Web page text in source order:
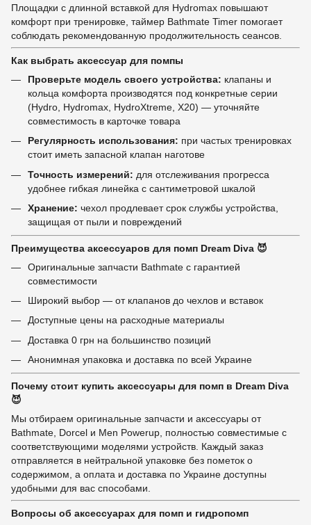
Площадки с длинной вставкой для Hydromax повышают
комфорт при тренировке, таймер Bathmate Timer помогает
соблюдать рекомендованную продолжительность сеансов.
Как выбрать аксессуар для помпы
Проверьте модель своего устройства: клапаны и
кольца комфорта производятся под конкретные серии
(Hydro, Hydromax, HydroXtreme, X20) — уточняйте
совместимость в карточке товара
Регулярность использования: при частых тренировках
стоит иметь запасной клапан наготове
Точность измерений: для отслеживания прогресса
удобнее гибкая линейка с сантиметровой шкалой
Хранение: чехол продлевает срок службы устройства,
защищая от пыли и повреждений
Преимущества аксессуаров для помп Dream Diva 😈
Оригинальные запчасти Bathmate с гарантией
совместимости
Широкий выбор — от клапанов до чехлов и вставок
Доступные цены на расходные материалы
Доставка 0 грн на большинство позиций
Анонимная упаковка и доставка по всей Украине
Почему стоит купить аксессуары для помп в Dream Diva
😈
Мы отбираем оригинальные запчасти и аксессуары от
Bathmate, Dorcel и Men Powerup, полностью совместимые с
соответствующими моделями устройств. Каждый заказ
отправляется в нейтральной упаковке без пометок о
содержимом, а оплата и доставка по Украине доступны
удобными для вас способами.
Вопросы об аксессуарах для помп и гидропомп